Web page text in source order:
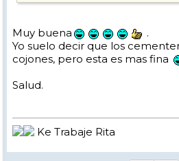
Muy buena
.
Yo suelo decir que los
cojones, pero esta es mas fina
Salud.
Ke Trabaje Rita